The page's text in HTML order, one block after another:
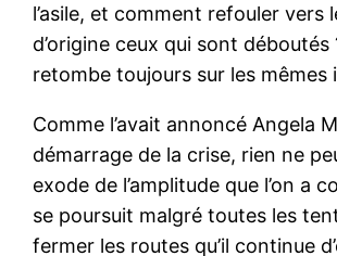
l’asile, et comment refouler vers
d’origine ceux qui sont déboutés
retombe toujours sur les mêmes
Comme l’avait annoncé Angela
démarrage de la crise, rien ne
exode de l’amplitude que l’on a
se poursuit malgré toutes les
fermer les routes qu’il continue